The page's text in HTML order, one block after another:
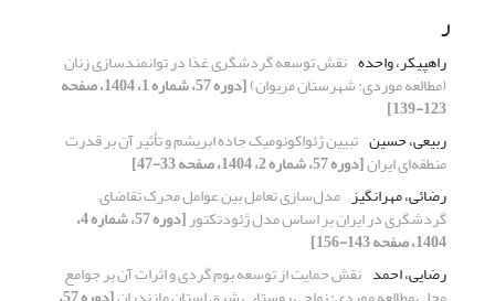
ر
راهپیکر، واحده نقش توسعه گردشگری غذا در توانمندسازی زنان
(مطالعه موردی: شهرستان مریوان) [دوره 57، شماره 1، 1404، صفحه
123-139]
ربیعی، حسین تبیین ژئواکونومیک جاده ابریشم و تأثیر آن بر قدرت
منطقه‌ای ایران[دوره 57، شماره 2، 1404، صفحه 33-47]
رضائی، مهرانگیز مدل‌سازی تعامل بین عوامل محرک تقاضای
گردشگری در ایران بر اساس مدل ژئودتکتور [دوره 57، شماره 4،
1404، صفحه 143-156]
رضایی، احمد نقش حمایت از توسعه بوم گردی و اثرات آن بر جوامع